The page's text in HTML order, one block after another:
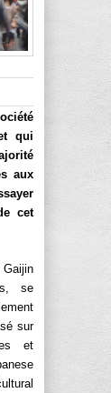
qui
aux
cet
se
sur
et